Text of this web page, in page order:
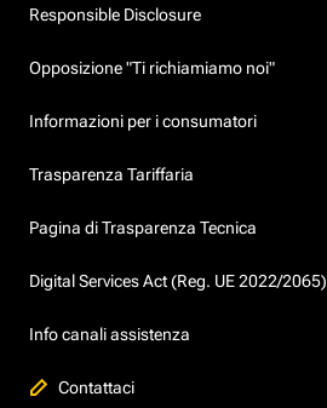
Responsible Disclosure
Opposizione "Ti richiamiamo noi"
Informazioni per i consumatori
Trasparenza Tariffaria
Pagina di Trasparenza Tecnica
Digital Services Act (Reg. UE 2022/2065)
Info canali assistenza
Contattaci